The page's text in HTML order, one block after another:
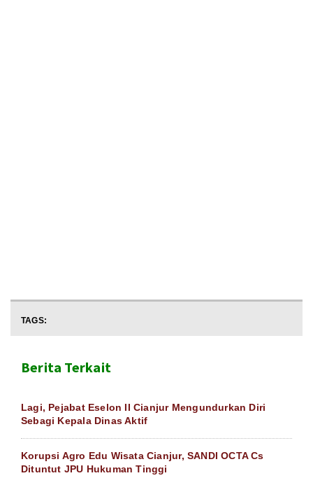
TAGS:
Berita Terkait
Lagi, Pejabat Eselon II Cianjur Mengundurkan Diri
Sebagi Kepala Dinas Aktif
Korupsi Agro Edu Wisata Cianjur, SANDI OCTA Cs
Dituntut JPU Hukuman Tinggi